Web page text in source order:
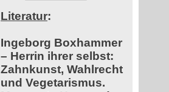
Literatur:
Ingeborg Boxhammer
– Herrin ihrer selbst:
Zahnkunst, Wahlrecht
und Vegetarismus.